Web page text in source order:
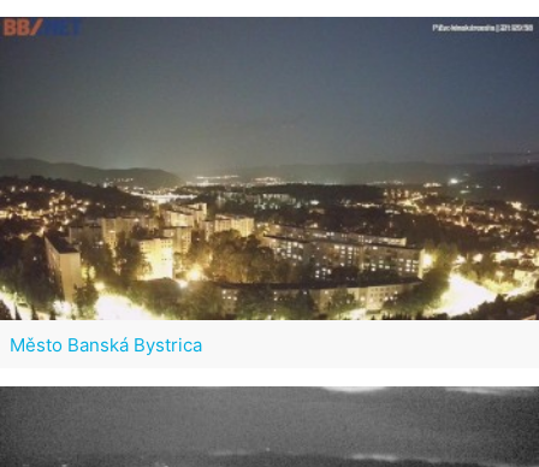
Město Banská Bystrica